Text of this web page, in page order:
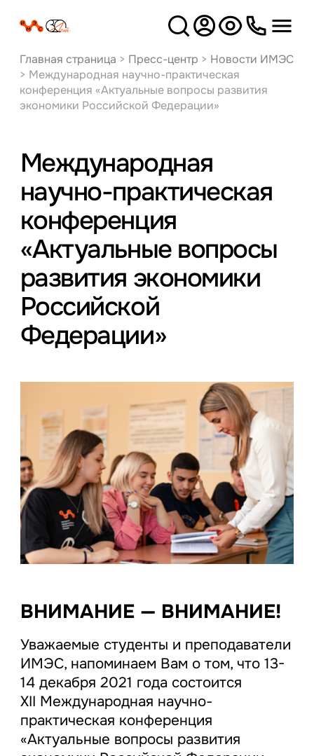
Версия
для слабовидящих
Главная страница > Пресс-центр > Новости ИМЭС
> Международная научно-практическая
конференция «Актуальные вопросы развития
экономики Российской Федерации»
Международная
научно-практическая
конференция
«Актуальные вопросы
развития экономики
Российской
Федерации»
ВНИМАНИЕ — ВНИМАНИЕ!
Уважаемые студенты и преподаватели
ИМЭС, напоминаем Вам о том, что 13-
14 декабря 2021 года состоится
XII Международная научно-
практическая конференция
«Актуальные вопросы развития